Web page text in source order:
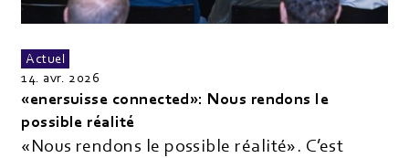
Actuel
14. avr. 2026
«enersuisse connected»: Nous rendons le
possible réalité
«Nous rendons le possible réalité». C’est